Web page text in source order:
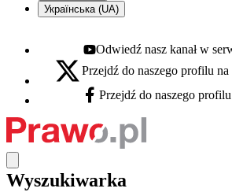
Українська (UA)
Youtube - otwiera się w nowej karcie
Odwiedź nasz kanał w
X - otwiera się w nowej karcie
Przejdź do naszego profilu
Facebook - otwiera się w nowej karcie
Przejdź do naszego
Wyszukiwarka